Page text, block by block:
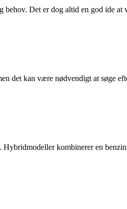
Det er dog altid en god ide at
det kan være nødvendigt at søge
kombinerer en